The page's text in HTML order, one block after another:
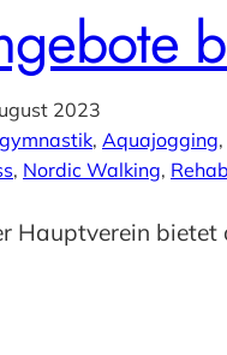
2023
, Aquajogging,
, Nordic Walking,
Hauptverein